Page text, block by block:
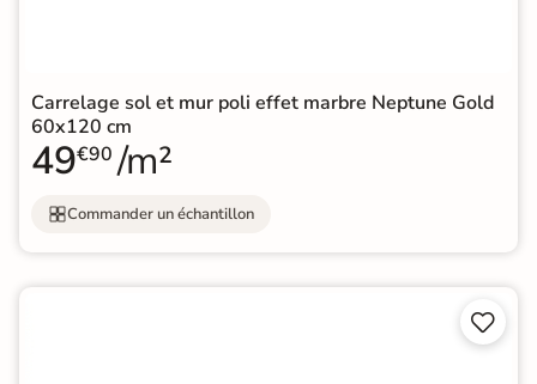
Carrelage sol et mur poli effet marbre Neptune Gold
60x120 cm
49€90 /m²
Commander un échantillon

